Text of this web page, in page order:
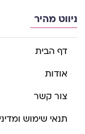
ניווט מהיר
דף הבית
אודות
צור קשר
תנאי שימוש